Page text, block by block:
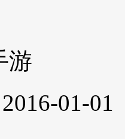
游
01-01